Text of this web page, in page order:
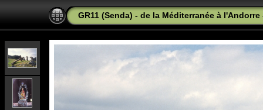
GR11 (Senda) - de la Méditerranée à l'Andorre